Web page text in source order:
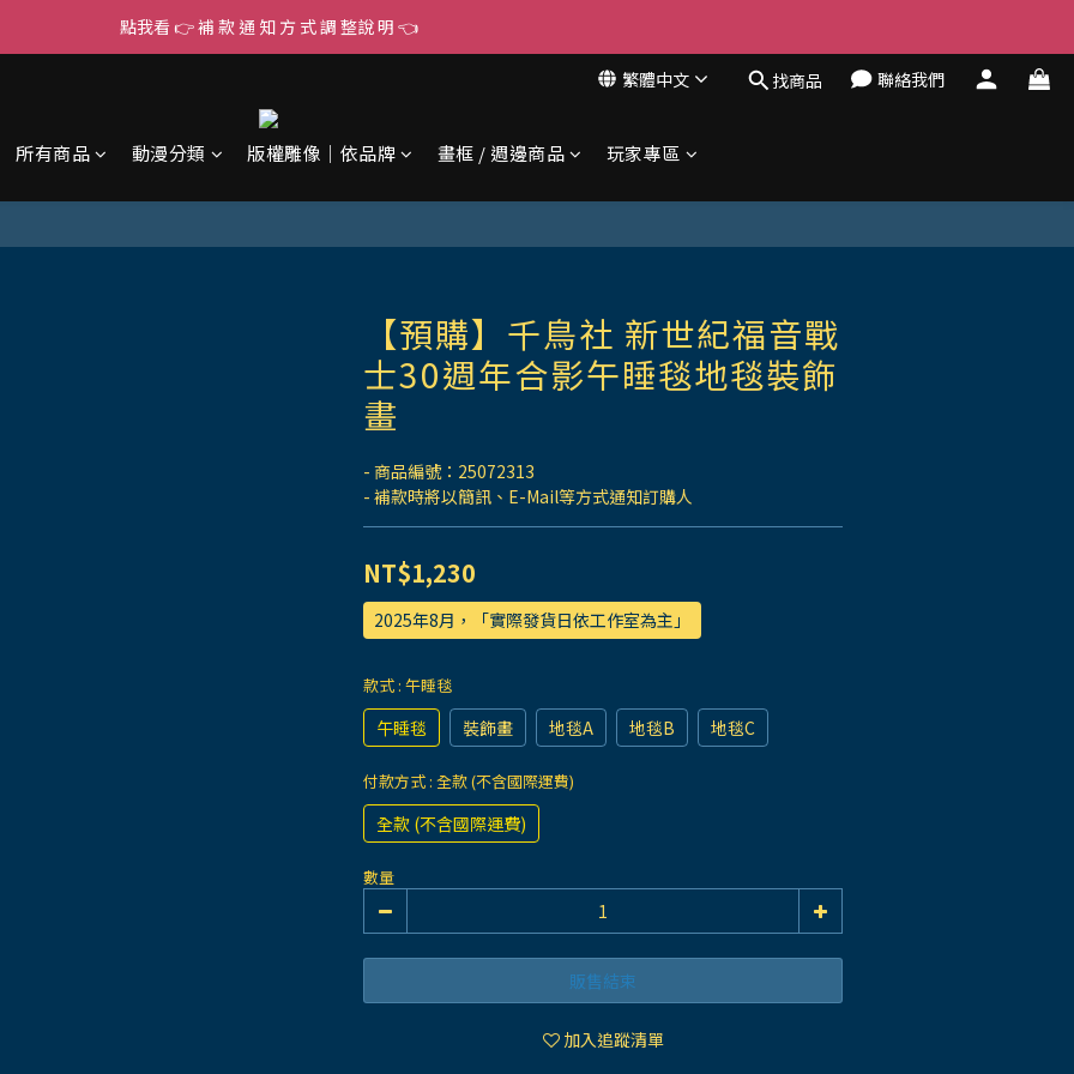
點我看 👉 補 款 通 知 方 式 調 整說 明 👈
繁體中文 找商品 聯絡我們
所有商品 動漫分類 版權雕像｜依品牌 畫框 / 週邊商品 玩家專區
【預購】千鳥社 新世紀福音戰
士30週年合影午睡毯地毯裝飾
畫
- 商品編號：25072313
- 補款時將以簡訊、E-Mail等方式通知訂購人
NT$1,230
2025年8月，「實際發貨日依工作室為主」
款式 : 午睡毯
午睡毯 裝飾畫 地毯A 地毯B 地毯C
付款方式 : 全款 (不含國際運費)
全款 (不含國際運費)
數量
販售結束
加入追蹤清單